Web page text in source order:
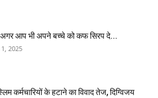
अगर आप भी अपने बच्चे को कफ सिरप दे...
2025
कर्मचारियों के हटाने का विवाद तेज, दिग्विजय